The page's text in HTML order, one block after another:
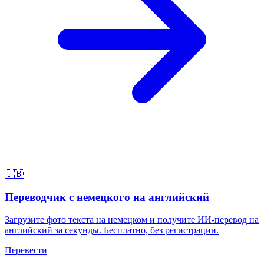
🇬🇧
Переводчик с немецкого на английский
Загрузите фото текста на немецком и получите ИИ-перевод на
английский за секунды. Бесплатно, без регистрации.
Перевести